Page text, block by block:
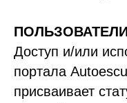
Доступ и/или
портала
присваивает